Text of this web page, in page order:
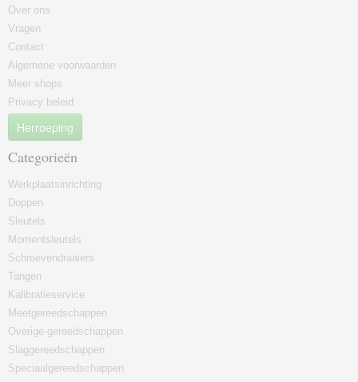
Over ons
Vragen
Contact
Algemene voorwaarden
Meer shops
Privacy beleid
Herroeping
Categorieën
Werkplaatsinrichting
Doppen
Sleutels
Momentsleutels
Schroevendraaiers
Tangen
Kalibratieservice
Meetgereedschappen
Overige-gereedschappen
Slaggereedschappen
Speciaalgereedschappen